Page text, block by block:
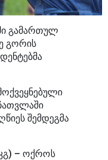
გამართულ
გორის
შემდეგმა
– ოქროს